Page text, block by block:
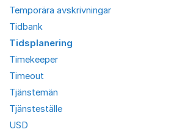
Temporära avskrivningar
Tidbank
Tidsplanering
Timekeeper
Timeout
Tjänstemän
Tjänsteställe
USD